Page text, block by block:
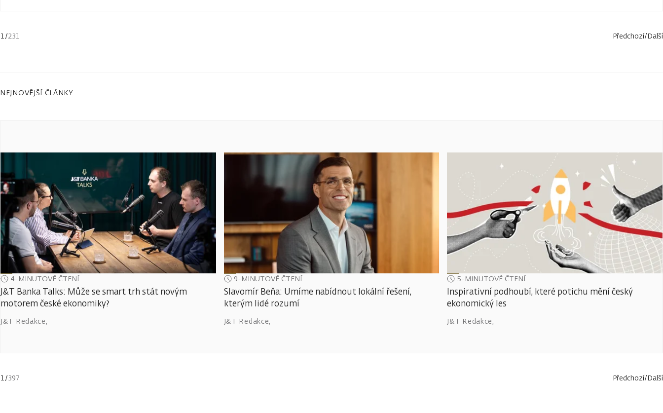
1 /231 Předchozí/Další
NEJNOVĚJŠÍ ČLÁNKY
4-MINUTOVÉ ČTENÍ
J&T Banka Talks: Může se smart trh stát novým
motorem české ekonomiky?
J&T Redakce,
9-MINUTOVÉ ČTENÍ
Slavomír Beňa: Umíme nabídnout lokální řešení,
kterým lidé rozumí
J&T Redakce,
5-MINUTOVÉ ČTENÍ
Inspirativní podhoubí, které potichu mění český
ekonomický les
J&T Redakce,
1/397 Předchozí/Další